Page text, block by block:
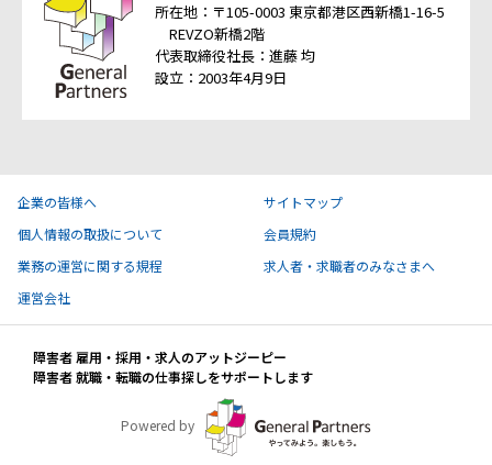
所在地：〒105-0003 東京都港区西新橋1-16-5
REVZO新橋2階
代表取締役社長：進藤 均
設立：2003年4月9日
企業の皆様へ
サイトマップ
個人情報の取扱について
会員規約
業務の運営に関する規程
求人者・求職者のみなさまへ
運営会社
障害者 雇用・採用・求人のアットジーピー
障害者 就職・転職の仕事探しをサポートします
Powered by